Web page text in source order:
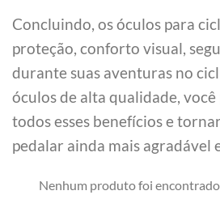
Concluindo, os óculos para
proteção, conforto visual,
durante suas aventuras no
óculos de alta qualidade,
todos esses benefícios e
pedalar ainda mais agradável
Nenhum produto foi encontrado